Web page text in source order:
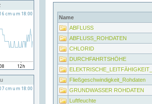
Name
ABFLUSS
ABFLUSS_ROHDATEN
CHLORID
DURCHFAHRTSHÖHE
Fließgeschwindigkeit_Rohdaten
GRUNDWASSER ROHDATEN
Luftfeuchte